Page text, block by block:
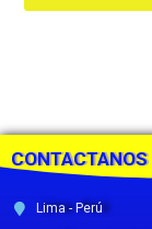
CONTACTANOS
Lima - Perú